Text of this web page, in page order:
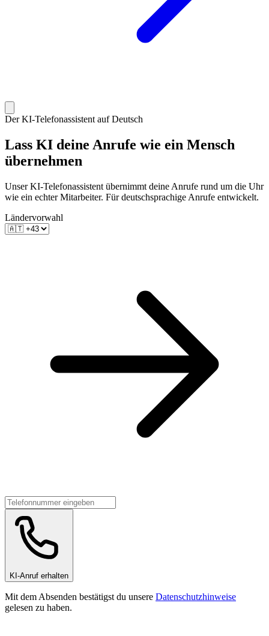
Der KI-Telefonassistent auf Deutsch
Lass KI deine Anrufe wie ein Mensch
übernehmen
Unser KI-Telefonassistent übernimmt deine Anrufe rund um die Uhr
wie ein echter Mitarbeiter. Für deutschsprachige Anrufe entwickelt.
Ländervorwahl
KI-Anruf erhalten
Mit dem Absenden bestätigst du unsere Datenschutzhinweise
gelesen zu haben.